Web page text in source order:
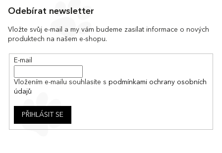
Odebírat newsletter
Vložte svůj e-mail a my vám budeme zasílat informace o nových
produktech na našem e-shopu.
E-mail
Vložením e-mailu souhlasíte s podmínkami ochrany osobních
údajů
PŘIHLÁSIT SE